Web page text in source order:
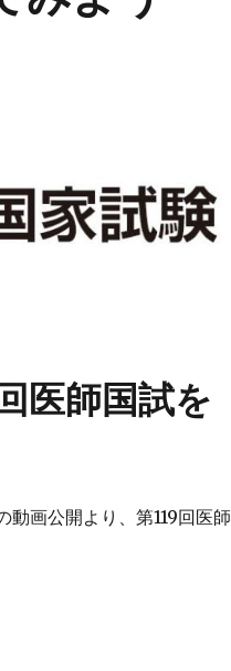
医師国試を
動画公開より、第119回医師